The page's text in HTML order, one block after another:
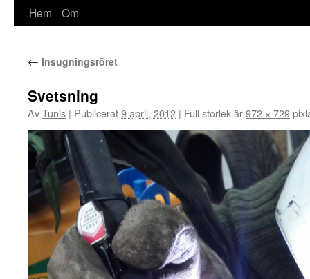
Hem Om
← Insugningsröret
Svetsning
AvTunis | Publicerat9 april, 2012 | Full storlek är972 × 729